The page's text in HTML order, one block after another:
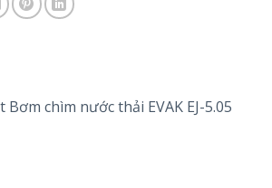
chìm nước thải EVAK EJ-5.05